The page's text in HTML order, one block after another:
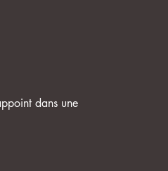
dans une